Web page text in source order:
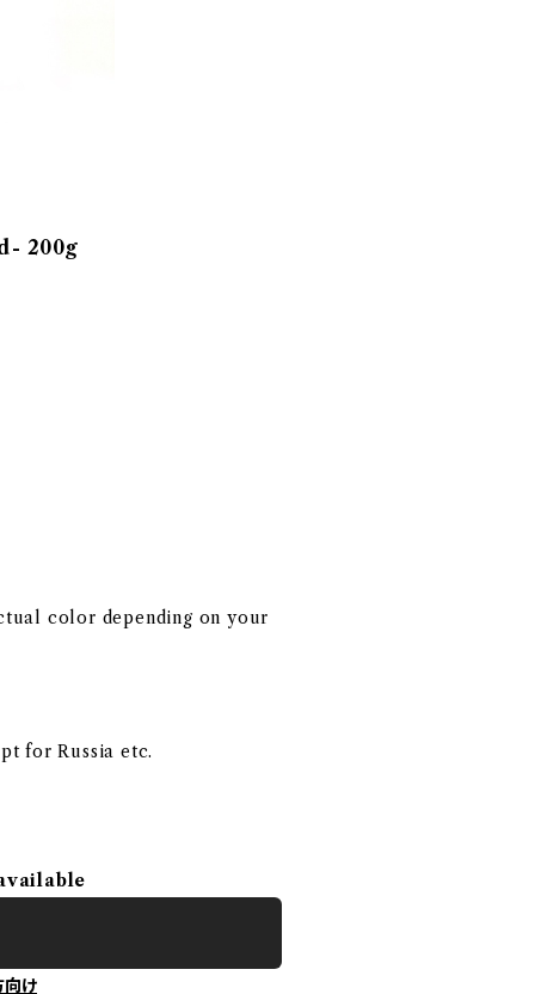
200g
color depending on your
for Russia etc.
向け